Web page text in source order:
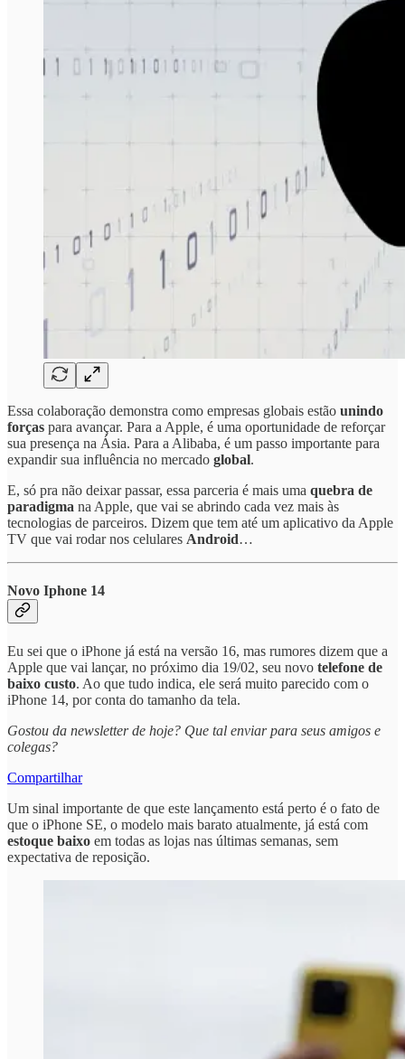
Essa colaboração demonstra como empresas globais estão unindo
forças para avançar. Para a Apple, é uma oportunidade de reforçar
sua presença na Ásia. Para a Alibaba, é um passo importante para
expandir sua influência no mercado global.
E, só pra não deixar passar, essa parceria é mais uma quebra de
paradigma na Apple, que vai se abrindo cada vez mais às
tecnologias de parceiros. Dizem que tem até um aplicativo da Apple
TV que vai rodar nos celulares Android…
Novo Iphone 14
Eu sei que o iPhone já está na versão 16, mas rumores dizem que a
Apple que vai lançar, no próximo dia 19/02, seu novo telefone de
baixo custo. Ao que tudo indica, ele será muito parecido com o
iPhone 14, por conta do tamanho da tela.
Gostou da newsletter de hoje? Que tal enviar para seus amigos e
colegas?
Compartilhar
Um sinal importante de que este lançamento está perto é o fato de
que o iPhone SE, o modelo mais barato atualmente, já está com
estoque baixo em todas as lojas nas últimas semanas, sem
expectativa de reposição.